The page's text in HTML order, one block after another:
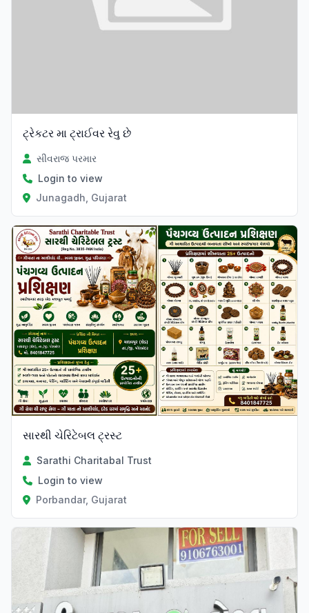
ટ્રેકટર મા ટ્રાઈવર રેવુ છે
સીવરાજ પરમાર
Login to view
Junagadh, Gujarat
Verified
સારથી ચેરિટેબલ ટ્રસ્ટ
Sarathi Charitabal Trust
Login to view
Porbandar, Gujarat